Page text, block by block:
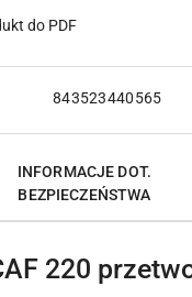
do PDF
843523440565
INFORMACJE DOT.
BEZPIECZEŃSTWA
220